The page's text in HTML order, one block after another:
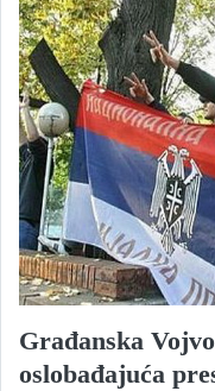
Građanska
oslobađajuća